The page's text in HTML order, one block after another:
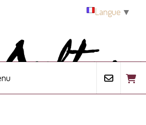
Langue ▼